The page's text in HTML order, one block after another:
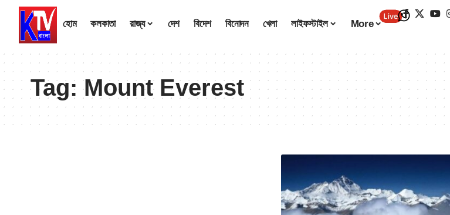
হোম কলকাতা রাজ্য দেশ বিদেশ বিনোদন খেলা লাইফস্টাইল More
Tag:Mount Everest